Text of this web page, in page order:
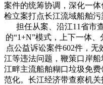
案件的统筹协调，深化一
检立案打点长江流域船舶
担任从案、沿江11省市
的“1+N”模式，上下一体
点公益诉讼案件602件，
江等违法问题，鞭策口岸
江畔主流船舶糊口垃圾免
范化。长江经济带查察机